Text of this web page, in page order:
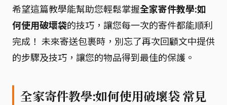
希望這篇教學能幫助您輕鬆掌握全家寄件教學:如
何使用破壞袋的技巧，讓您每一次的寄件都能順利
完成！ 未來寄送包裹時，別忘了再次回顧文中提供
的步驟及技巧，讓您的物品得到最佳的保護。
全家寄件教學:如何使用破壞袋 常見